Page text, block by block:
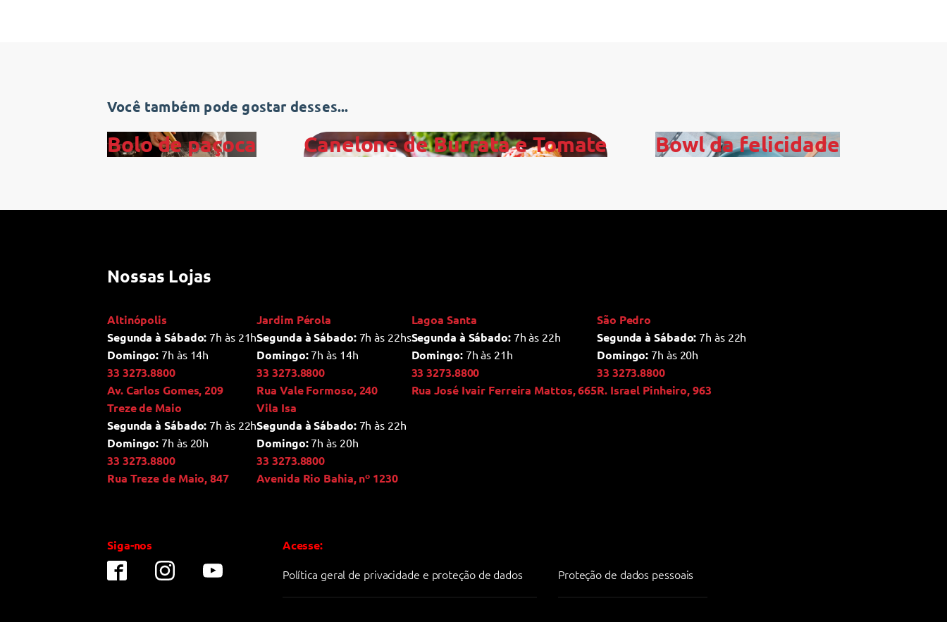
Você também pode gostar desses...
Bolo de paçoca Canelone de Burrata e Tomate Bowl da felicidade
Nossas Lojas
Altinópolis
Segunda à Sábado: 7h às 21h
Domingo: 7h às 14h
33 3273.8800
Av. Carlos Gomes, 209
Jardim Pérola
Segunda à Sábado:7h às 22hs
Domingo:7h às 14h
33 3273.8800
Rua Vale Formoso, 240
Lagoa Santa
Segunda à Sábado:7h às 22h
Domingo:7h às 21h
33 3273.8800
Rua José Ivair Ferreira Mattos, 665
São Pedro
Segunda à Sábado: 7h às 22h
Domingo: 7h às 20h
33 3273.8800
R. Israel Pinheiro, 963
Treze de Maio
Segunda à Sábado: 7h às 22h
Domingo: 7h às 20h
33 3273.8800
Rua Treze de Maio, 847
Vila Isa
Segunda à Sábado:7h às 22h
Domingo:7h às 20h
33 3273.8800
Avenida Rio Bahia, nº 1230
Siga-nos Acesse:
Política geral de privacidade e proteção de dados Proteção de dados pessoais